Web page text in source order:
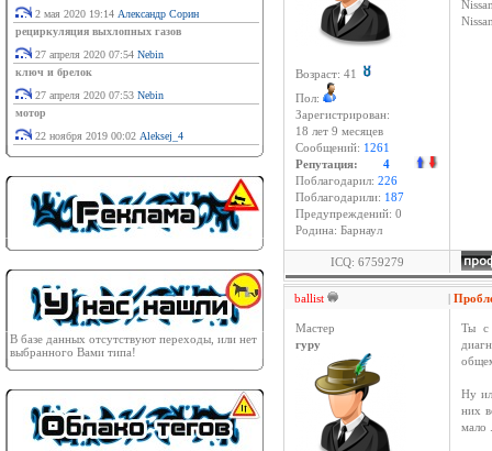
2 мая 2020 19:14 Александр Сорин
рециркуляция выхлопных газов
27 апреля 2020 07:54 Nebin
ключ и брелок
27 апреля 2020 07:53 Nebin
мотор
22 ноября 2019 00:02 Aleksej_4
В базе данных отсутствуют переходы, или нет
выбранного Вами типа!
Возраст: 41
Пол:
Зарегистрирован:
18 лет 9 месяцев
Сообщений: 1261
Репутация: 4
Поблагодарил: 226
Поблагодарили: 187
Предупреждений: 0
Родина: Барнаул
ICQ: 6759279
ballist |
Мастер
гуру
Ты с
Ну
них
мало